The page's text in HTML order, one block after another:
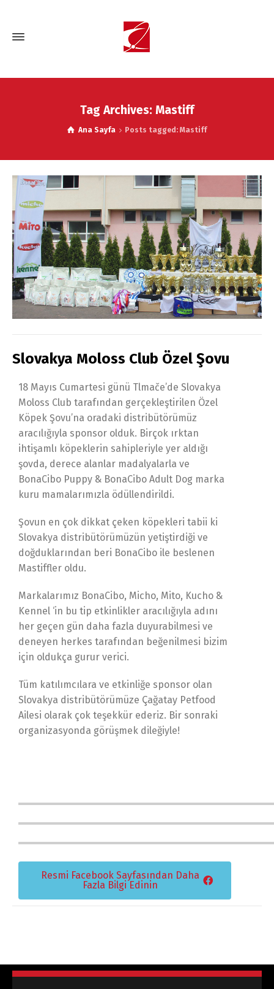
Tag Archives: Mastiff
Ana Sayfa Posts tagged: Mastiff
Slovakya Moloss Club Özel Şovu
18 Mayıs Cumartesi günü Tlmače’de Slovakya
Moloss Club tarafından gerçekleştirilen Özel
Köpek Şovu’na oradaki distribütörümüz
aracılığıyla sponsor olduk. Birçok ırktan
ihtişamlı köpeklerin sahipleriyle yer aldığı
şovda, derece alanlar madalyalarla ve
BonaCibo Puppy & BonaCibo Adult Dog marka
kuru mamalarımızla ödüllendirildi.
Şovun en çok dikkat çeken köpekleri tabii ki
Slovakya distribütörümüzün yetiştirdiği ve
doğduklarından beri BonaCibo ile beslenen
Mastiffler oldu.
Markalarımız BonaCibo, Micho, Mito, Kucho &
Kennel ‘in bu tip etkinlikler aracılığıyla adını
her geçen gün daha fazla duyurabilmesi ve
deneyen herkes tarafından beğenilmesi bizim
için oldukça gurur verici.
Tüm katılımcılara ve etkinliğe sponsor olan
Slovakya distribütörümüze Çağatay Petfood
Ailesi olarak çok teşekkür ederiz. Bir sonraki
organizasyonda görüşmek dileğiyle!
Resmi Facebook Sayfasından Daha
Fazla Bilgi Edinin